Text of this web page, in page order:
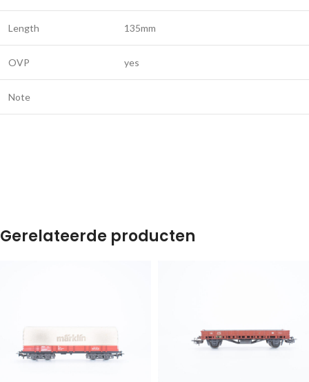
Length 135mm
OVP yes
Note
Gerelateerde producten